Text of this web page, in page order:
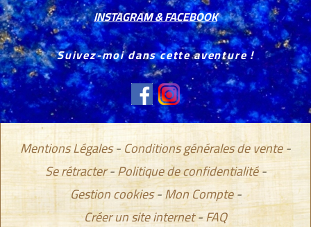
INSTAGRAM & FACEBOOK
Suivez-moi dans cette aventure !
Mentions Légales Conditions générales de vente
Se rétracter Politique de confidentialité
Gestion cookies Mon Compte
Créer un site internet FAQ